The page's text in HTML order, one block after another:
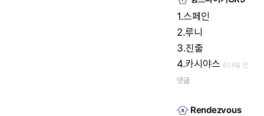
1.스페인
2.루니
3.진출
4.카시야스 624일 전
댓글
Rendezvous